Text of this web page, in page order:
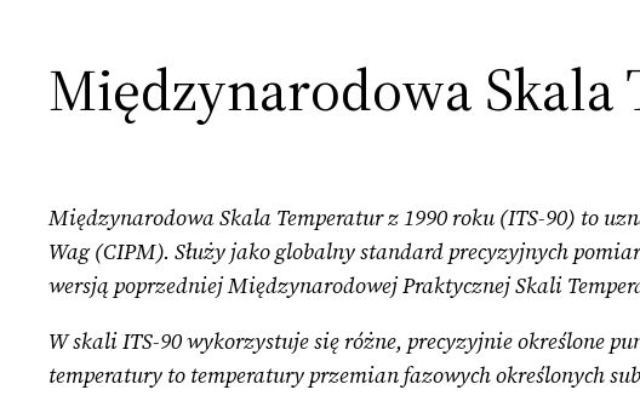
Międzynarodowa Skala
Międzynarodowa Skala Temperatur z 1990 roku (ITS-90) to
Wag (CIPM). Służy jako globalny standard precyzyjnych
wersją poprzedniej Międzynarodowej Praktycznej Skali
W skali ITS-90 wykorzystuje się różne, precyzyjnie określone
temperatury to temperatury przemian fazowych określonych